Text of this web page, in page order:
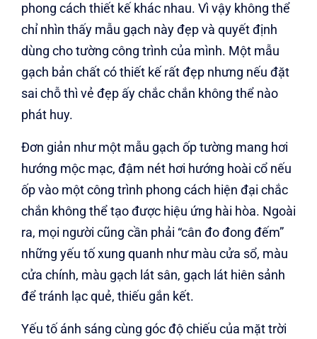
phong cách thiết kế khác nhau. Vì vậy không thể
chỉ nhìn thấy mẫu gạch này đẹp và quyết định
dùng cho tường công trình của mình. Một mẫu
gạch bản chất có thiết kế rất đẹp nhưng nếu đặt
sai chỗ thì vẻ đẹp ấy chắc chắn không thể nào
phát huy.
Đơn giản như một mẫu gạch ốp tường mang hơi
hướng mộc mạc, đậm nét hơi hướng hoài cổ nếu
ốp vào một công trình phong cách hiện đại chắc
chắn không thể tạo được hiệu ứng hài hòa. Ngoài
ra, mọi người cũng cần phải “cân đo đong đếm”
những yếu tố xung quanh như màu cửa sổ, màu
cửa chính, màu gạch lát sân, gạch lát hiên sảnh
để tránh lạc quẻ, thiếu gắn kết.
Yếu tố ánh sáng cùng góc độ chiếu của mặt trời